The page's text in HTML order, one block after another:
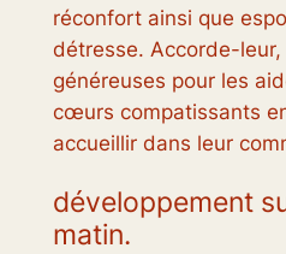
réconfort ainsi que
détresse. Accorde-
généreuses pour les
cœurs compatissants
accueillir dans leur
développement
matin.